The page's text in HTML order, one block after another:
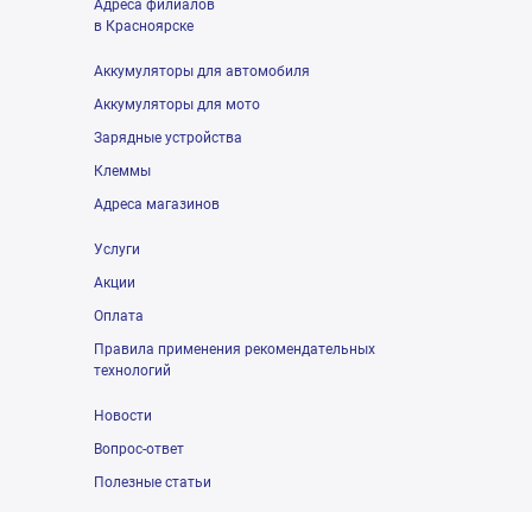
Адреса филиалов
в Красноярске
Аккумуляторы для автомобиля
Аккумуляторы для мото
Зарядные устройства
Клеммы
Адреса магазинов
Услуги
Акции
Оплата
Правила применения рекомендательных
технологий
Новости
Вопрос-ответ
Полезные статьи